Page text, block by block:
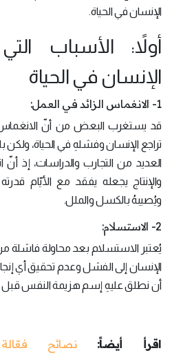
الإنسان في الحياة.
أولاً: الأسباب
الإنسان في الحياة
1- الانغماس الزائد في العمل:
قد يستغرب البعض من أنّ
تراجع الإنسان وفشلهِ في الحياة،
العديد من التجارب والدراسات، إذ أنّ
والإنتاج يجعله يفقد مع الأيّام
ويُصيبهُ بالكسل والملل.
2- الاستسلام:
يُعتبر الاستسلام بعد محاولة فاشلة
الإنسان إلى الفشل وعدم تحقيق أي
أن نطلق عليهِ إسم هزيمة النفس قبل
اقرأ أيضاً:
نصائح